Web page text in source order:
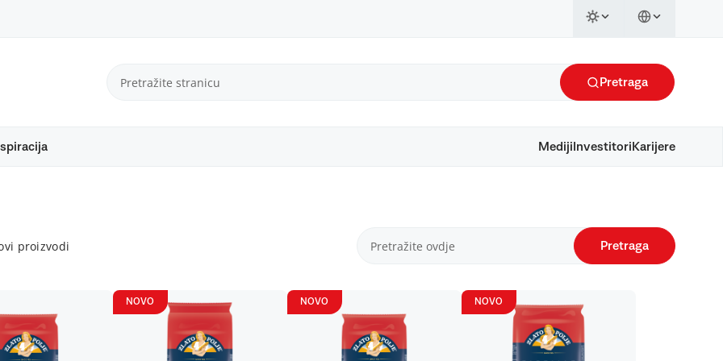
Pretraga
Mediji Investitori Karijere
proizvodi Pretraga
NOVO NOVO NOVO